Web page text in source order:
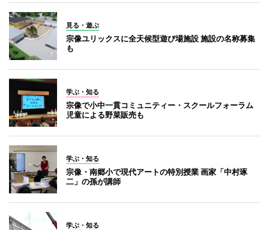
見る・遊ぶ
宗像ユリックスに全天候型遊び場施設 施設の名称募集
も
学ぶ・知る
宗像で小中一貫コミュニティー・スクールフォーラム
児童による野菜販売も
学ぶ・知る
宗像・南郷小で現代アートの特別授業 画家「中村琢
二」の孫が講師
学ぶ・知る